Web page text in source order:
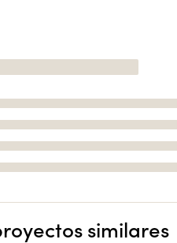
similares